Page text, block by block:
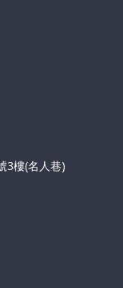
3樓(名人巷)